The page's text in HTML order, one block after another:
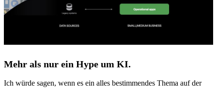
Mehr als nur ein Hype um KI.
Ich würde sagen, wenn es ein alles bestimmendes Thema auf der